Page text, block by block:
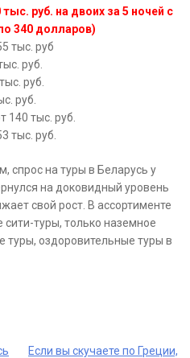
тыс. руб. на двоих за 5 ночей с
340 долларов)
тыс. руб
руб.
руб.
руб.
140 тыс. руб.
тыс. руб.
спрос на туры в Беларусь у
на доковидный уровень
свой рост. В ассортименте
сити-туры, только наземное
туры, оздоровительные туры в
Если вы скучаете по Греции,